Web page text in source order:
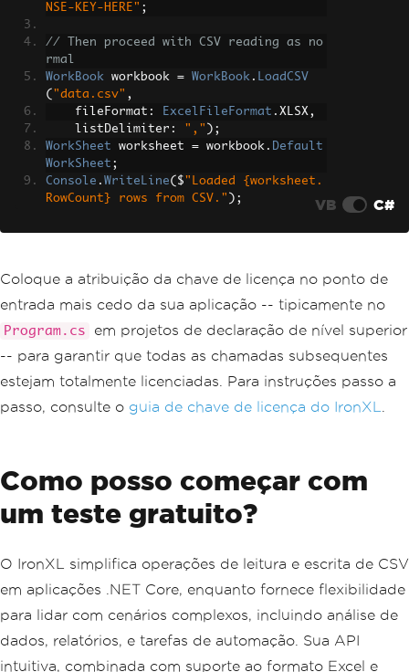
NSE-KEY-HERE" ;
// Then proceed with CSV reading as no
rmal
WorkBook workbook = WorkBook . LoadCSV
( "data.csv" ,
    fileFormat
: ExcelFileFormat . XLSX,
    listDelimiter
: "," );
WorkSheet worksheet = workbook . Default
WorkSheet ;
Console . WriteLine( $ "Loaded {worksheet.
RowCount} rows from CSV." ); VB C#
Coloque a atribuição da chave de licença no ponto de
entrada mais cedo da sua aplicação -- tipicamente no
Program.cs
em projetos de declaração de nível superior
-- para garantir que todas as chamadas subsequentes
estejam totalmente licenciadas. Para instruções passo a
passo, consulte o guia de chave de licença do IronXL
Como posso começar com
um teste gratuito?
O IronXL simplifica operações de leitura e escrita de CSV
em aplicações .NET Core, enquanto fornece flexibilidade
para lidar com cenários complexos, incluindo análise de
dados, relatórios, e tarefas de automação. Sua API
intuitiva, combinada com suporte ao formato Excel e